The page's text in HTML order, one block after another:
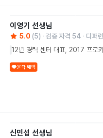
이영기 선생님
5.0 (5) 검증 자격 54
디퍼
12년 경력 센터 대표, 2017 프로
운닥 혜택
신민섭 선생님